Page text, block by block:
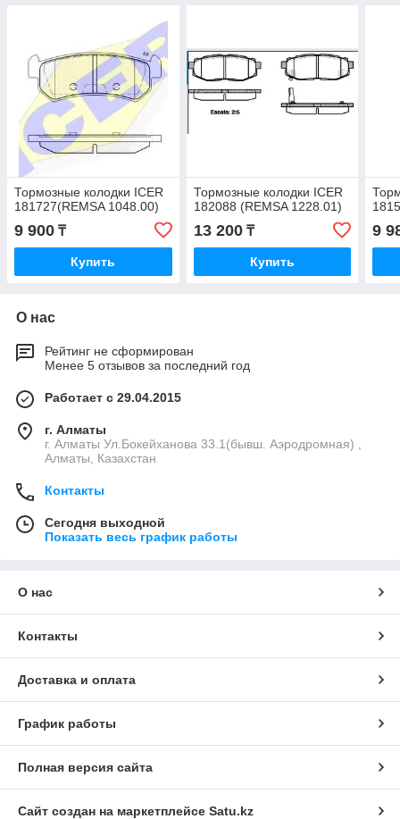
Тормозные колодки ICER
181727(REMSA 1048.00)
9 900 ₸
Купить
Тормозные колодки ICER
182088 (REMSA 1228.01)
13 200₸
Купить
9
О нас
Рейтинг не сформирован
Менее 5 отзывов за последний год
Работает с 29.04.2015
г. Алматы
г. Алматы Ул.Бокейханова 33.1(бывш. Аэродромная) ,
Алматы, Казахстан
Контакты
Сегодня выходной
Показать весь график работы
О нас
Контакты
Доставка и оплата
График работы
Полная версия сайта
Сайт создан на маркетплейсе Satu.kz